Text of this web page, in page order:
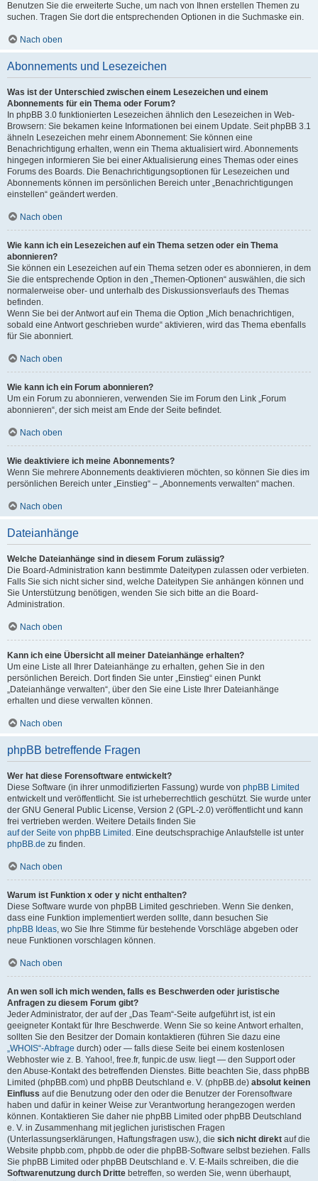
Benutzen Sie die erweiterte Suche, um nach von Ihnen erstellen Themen zu
suchen. Tragen Sie dort die entsprechenden Optionen in die Suchmaske ein.
Nach oben
Abonnements und Lesezeichen
Was ist der Unterschied zwischen einem Lesezeichen und einem
Abonnements für ein Thema oder Forum?
In phpBB 3.0 funktionierten Lesezeichen ähnlich den Lesezeichen in Web-
Browsern: Sie bekamen keine Informationen bei einem Update. Seit phpBB 3.1
ähneln Lesezeichen mehr einem Abonnement: Sie können eine
Benachrichtigung erhalten, wenn ein Thema aktualisiert wird. Abonnements
hingegen informieren Sie bei einer Aktualisierung eines Themas oder eines
Forums des Boards. Die Benachrichtigungsoptionen für Lesezeichen und
Abonnements können im persönlichen Bereich unter „Benachrichtigungen
einstellen“ geändert werden.
Nach oben
Wie kann ich ein Lesezeichen auf ein Thema setzen oder ein Thema
abonnieren?
Sie können ein Lesezeichen auf ein Thema setzen oder es abonnieren, in dem
Sie die entsprechende Option in den „Themen-Optionen“ auswählen, die sich
normalerweise ober- und unterhalb des Diskussionsverlaufs des Themas
befinden.
Wenn Sie bei der Antwort auf ein Thema die Option „Mich benachrichtigen,
sobald eine Antwort geschrieben wurde“ aktivieren, wird das Thema ebenfalls
für Sie abonniert.
Nach oben
Wie kann ich ein Forum abonnieren?
Um ein Forum zu abonnieren, verwenden Sie im Forum den Link „Forum
abonnieren“, der sich meist am Ende der Seite befindet.
Nach oben
Wie deaktiviere ich meine Abonnements?
Wenn Sie mehrere Abonnements deaktivieren möchten, so können Sie dies im
persönlichen Bereich unter „Einstieg“ – „Abonnements verwalten“ machen.
Nach oben
Dateianhänge
Welche Dateianhänge sind in diesem Forum zulässig?
Die Board-Administration kann bestimmte Dateitypen zulassen oder verbieten.
Falls Sie sich nicht sicher sind, welche Dateitypen Sie anhängen können und
Sie Unterstützung benötigen, wenden Sie sich bitte an die Board-
Administration.
Nach oben
Kann ich eine Übersicht all meiner Dateianhänge erhalten?
Um eine Liste all Ihrer Dateianhänge zu erhalten, gehen Sie in den
persönlichen Bereich. Dort finden Sie unter „Einstieg“ einen Punkt
„Dateianhänge verwalten“, über den Sie eine Liste Ihrer Dateianhänge
erhalten und diese verwalten können.
Nach oben
phpBB betreffende Fragen
Wer hat diese Forensoftware entwickelt?
Diese Software (in ihrer unmodifizierten Fassung) wurde von phpBB Limited
entwickelt und veröffentlicht. Sie ist urheberrechtlich geschützt. Sie wurde unter
der GNU General Public License, Version 2 (GPL-2.0) veröffentlicht und kann
frei vertrieben werden. Weitere Details finden Sie
auf der Seite von phpBB Limited . Eine deutschsprachige Anlaufstelle ist unter
phpBB.de zu finden.
Nach oben
Warum ist Funktion x oder y nicht enthalten?
Diese Software wurde von phpBB Limited geschrieben. Wenn Sie denken,
dass eine Funktion implementiert werden sollte, dann besuchen Sie
phpBB Ideas, wo Sie Ihre Stimme für bestehende Vorschläge abgeben oder
neue Funktionen vorschlagen können.
Nach oben
An wen soll ich mich wenden, falls es Beschwerden oder juristische
Anfragen zu diesem Forum gibt?
Jeder Administrator, der auf der „Das Team“-Seite aufgeführt ist, ist ein
geeigneter Kontakt für Ihre Beschwerde. Wenn Sie so keine Antwort erhalten,
sollten Sie den Besitzer der Domain kontaktieren (führen Sie dazu eine
„WHOIS“-Abfrage durch) oder — falls diese Seite bei einem kostenlosen
Webhoster wie z. B. Yahoo!, free.fr, funpic.de usw. liegt — den Support oder
den Abuse-Kontakt des betreffenden Dienstes. Bitte beachten Sie, dass phpBB
Limited (phpBB.com) und phpBB Deutschland e. V. (phpBB.de) absolut keinen
Einfluss auf die Benutzung oder den oder die Benutzer der Forensoftware
haben und dafür in keiner Weise zur Verantwortung herangezogen werden
können. Kontaktieren Sie daher nie phpBB Limited oder phpBB Deutschland
e. V. in Zusammenhang mit jeglichen juristischen Fragen
(Unterlassungserklärungen, Haftungsfragen usw.), die sich nicht direkt auf die
Website phpbb.com, phpbb.de oder die phpBB-Software selbst beziehen. Falls
Sie phpBB Limited oder phpBB Deutschland e. V. E-Mails schreiben, die die
Softwarenutzung durch Dritte betreffen, so werden Sie, wenn überhaupt,